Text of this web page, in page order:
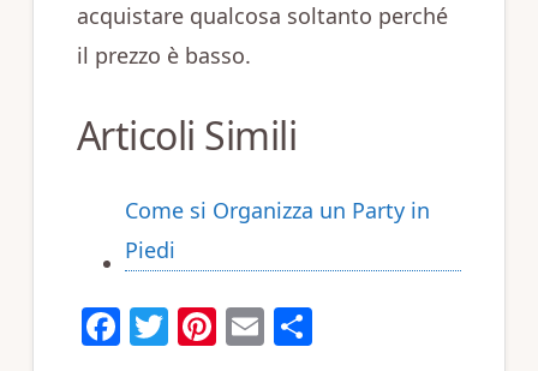
acquistare qualcosa soltanto perché
il prezzo è basso.
Articoli Simili
Come si Organizza un Party in
Piedi
F T Pi E C